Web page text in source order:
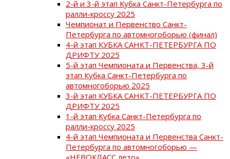
2-й и 3-й этап Кубка Санкт-Петербурга по
ралли-кроссу 2025
Чемпионат и Первенство Санкт-
Петербурга по автомногоборью (финал)
4-й этап КУБКА САНКТ-ПЕТЕРБУРГА ПО
ДРИФТУ 2025
5-й этап Чемпионата и Первенства, 3-й
этап Кубка Санкт-Петербурга по
автомногоборью 2025
3-й этап КУБКА САНКТ-ПЕТЕРБУРГА ПО
ДРИФТУ 2025
1-й этап Кубка Санкт-Петербурга по
ралли-кроссу 2025
4-й этап Чемпионата и Первенства Санкт-
Петербурга по автомногоборью —
«НЕВОКЛАСС лето»